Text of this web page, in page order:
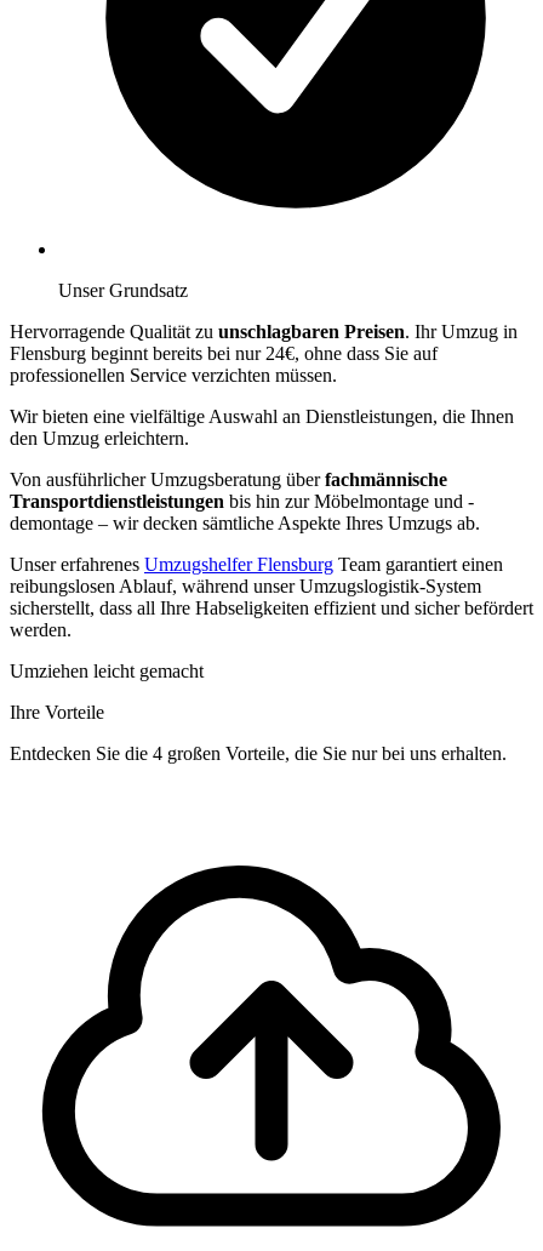
Unser Grundsatz
Hervorragende Qualität zu unschlagbaren Preisen. Ihr Umzug in
Flensburg beginnt bereits bei nur 24€, ohne dass Sie auf
professionellen Service verzichten müssen.
Wir bieten eine vielfältige Auswahl an Dienstleistungen, die Ihnen
den Umzug erleichtern.
Von ausführlicher Umzugsberatung überfachmännische
Transportdienstleistungen bis hin zur Möbelmontage und -
demontage – wir decken sämtliche Aspekte Ihres Umzugs ab.
Unser erfahrenes Umzugshelfer Flensburg Team garantiert einen
reibungslosen Ablauf, während unser Umzugslogistik-System
sicherstellt, dass all Ihre Habseligkeiten effizient und sicher befördert
werden.
Umziehen leicht gemacht
Ihre Vorteile
Entdecken Sie die 4 großen Vorteile, die Sie nur bei uns erhalten.